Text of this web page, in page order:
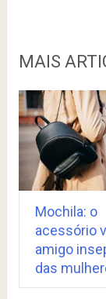
MAIS
Mochila: o
acessório
amigo
das